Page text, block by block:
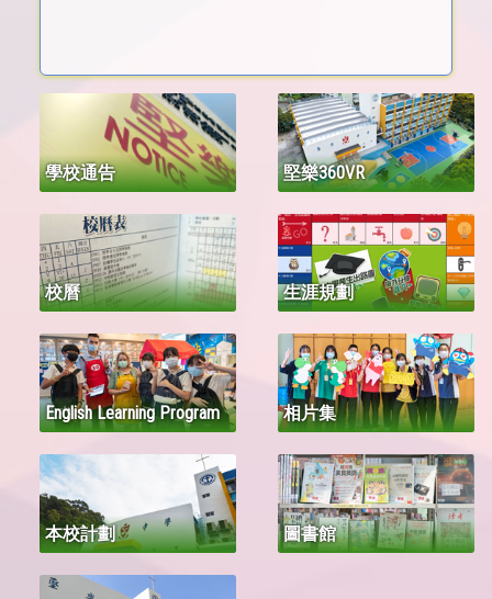
學校通告 堅樂360VR
校曆 生涯規劃
English Learning Program 相片集
本校計劃 圖書館